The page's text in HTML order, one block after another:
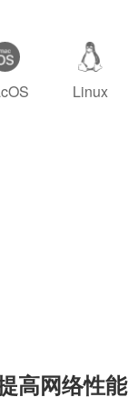
Linux
高网络性能